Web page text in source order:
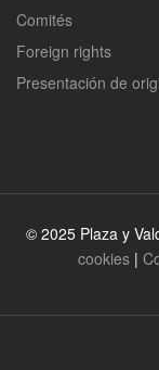
Comités
Foreign rights
Presentación de
© 2025 Plaza y
cookies |